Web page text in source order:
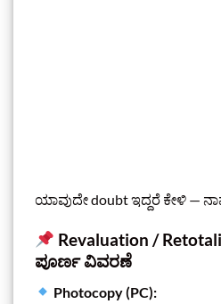
ಯಾವುದೇ doubt ಇದ್ದರೆ ಕೇಳಿ —
Revaluation /
ಪೂರ್ಣ ವಿವರಣೆ
Photocopy (PC):